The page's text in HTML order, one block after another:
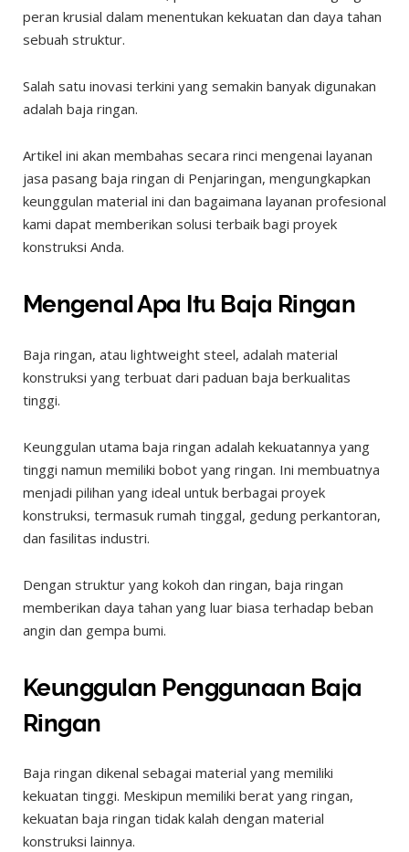
peran krusial dalam menentukan kekuatan dan daya tahan
sebuah struktur.
Salah satu inovasi terkini yang semakin banyak digunakan
adalah baja ringan.
Artikel ini akan membahas secara rinci mengenai layanan
jasa pasang baja ringan di Penjaringan, mengungkapkan
keunggulan material ini dan bagaimana layanan profesional
kami dapat memberikan solusi terbaik bagi proyek
konstruksi Anda.
Mengenal Apa Itu Baja Ringan
Baja ringan, atau lightweight steel, adalah material
konstruksi yang terbuat dari paduan baja berkualitas
tinggi.
Keunggulan utama baja ringan adalah kekuatannya yang
tinggi namun memiliki bobot yang ringan. Ini membuatnya
menjadi pilihan yang ideal untuk berbagai proyek
konstruksi, termasuk rumah tinggal, gedung perkantoran,
dan fasilitas industri.
Dengan struktur yang kokoh dan ringan, baja ringan
memberikan daya tahan yang luar biasa terhadap beban
angin dan gempa bumi.
Keunggulan Penggunaan Baja
Ringan
Baja ringan dikenal sebagai material yang memiliki
kekuatan tinggi. Meskipun memiliki berat yang ringan,
kekuatan baja ringan tidak kalah dengan material
konstruksi lainnya.